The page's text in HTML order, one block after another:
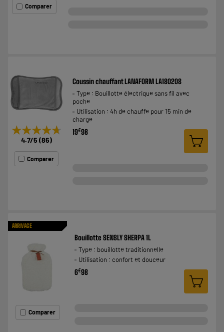
Comparer
★★★★★
★★★★★
4.7/5 (86)
Comparer
Coussin chauffant LANAFORM LA180208
Type : Bouillotte électrique sans fil avec
poche
Utilisation : 4h de chauffe pour 15 min de
charge
19€98
ARRIVAGE
Comparer
Bouillotte SENSLY SHERPA 1L
Type : bouillotte traditionnelle
Utilisation : confort et douceur
6€98